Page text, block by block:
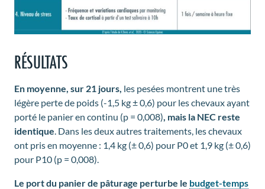
RÉSULTATS
En moyenne, sur 21 jours, les pesées montrent une très
légère perte de poids (-1,5 kg ± 0,6) pour les chevaux ayant
porté le panier en continu (p = 0,008), mais la NEC reste
identique. Dans les deux autres traitements, les chevaux
ont pris en moyenne : 1,4 kg (± 0,6) pour P0 et 1,9 kg (± 0,6)
pour P10 (p = 0,008).
Le port du panier de pâturage perturbe le budget-temps